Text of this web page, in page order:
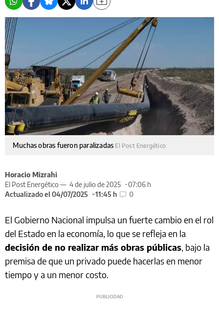
Muchas obras fueron paralizadas El Post Energético
Horacio Mizrahi
El Post Energético — 4 de julio de 2025
07:06 h
Actualizado el 04/07/2025
11:45 h 0
El Gobierno Nacional impulsa un fuerte cambio en el rol
del Estado en la economía, lo que se refleja en la
decisión de no realizar más obras públicas, bajo la
premisa de que un privado puede hacerlas en menor
tiempo y a un menor costo.